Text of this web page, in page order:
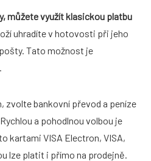
můžete využít klasickou platbu
uhradíte v hotovosti při jeho
Tato možnost je
zvolte bankovní převod a peníze
a pohodlnou volbou je
kartami VISA Electron, VISA,
lze platit i přímo na prodejně.